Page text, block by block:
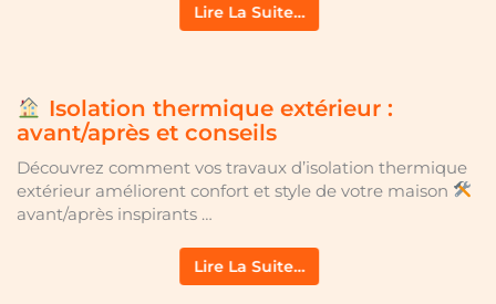
Lire La Suite…
Isolation thermique extérieur :
avant/après et conseils
Découvrez comment vos travaux d’isolation thermique
extérieur améliorent confort et style de votre maison
avant/après inspirants …
Lire La Suite…